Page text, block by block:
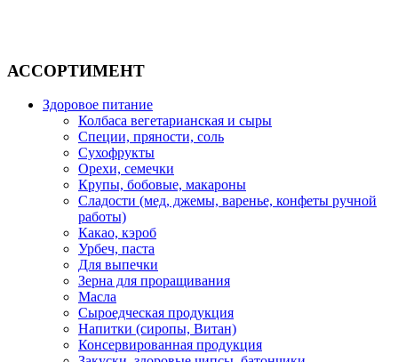
АССОРТИМЕНТ
Здоровое питание
Колбаса вегетарианская и сыры
Специи, пряности, соль
Сухофрукты
Орехи, семечки
Крупы, бобовые, макароны
Сладости (мед, джемы, варенье, конфеты ручной
работы)
Какао, кэроб
Урбеч, паста
Для выпечки
Зерна для проращивания
Масла
Сыроедческая продукция
Напитки (сиропы, Витан)
Консервированная продукция